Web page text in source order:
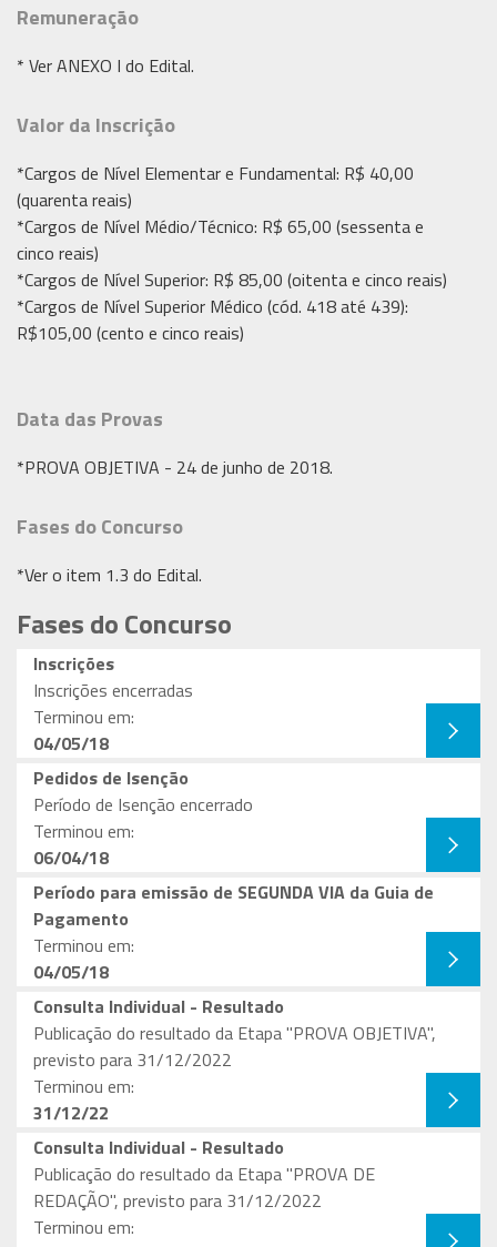
Remuneração
* Ver ANEXO I do Edital.
Valor da Inscrição
*Cargos de Nível Elementar e Fundamental: R$ 40,00
(quarenta reais)
*Cargos de Nível Médio/Técnico: R$ 65,00 (sessenta e
cinco reais)
*Cargos de Nível Superior: R$ 85,00 (oitenta e cinco reais)
*Cargos de Nível Superior Médico (cód. 418 até 439):
R$105,00 (cento e cinco reais)
Data das Provas
*PROVA OBJETIVA - 24 de junho de 2018.
Fases do Concurso
*Ver o item 1.3 do Edital.
Fases do Concurso
Inscrições
Inscrições encerradas
Terminou em:
04/05/18
Pedidos de Isenção
Período de Isenção encerrado
Terminou em:
06/04/18
Período para emissão de SEGUNDA VIA da Guia de
Pagamento
Terminou em:
04/05/18
Consulta Individual - Resultado
Publicação do resultado da Etapa "PROVA OBJETIVA",
previsto para 31/12/2022
Terminou em:
31/12/22
Consulta Individual - Resultado
Publicação do resultado da Etapa "PROVA DE
REDAÇÃO", previsto para 31/12/2022
Terminou em: